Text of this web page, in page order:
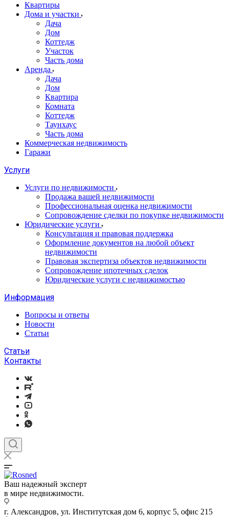
Квартиры
Дома и участки
Дача
Дом
Коттедж
Участок
Часть дома
Аренда
Дача
Дом
Квартира
Комната
Коттедж
Таунхаус
Часть дома
Коммерческая недвижимость
Гаражи
Услуги
Услуги по недвижимости
Продажа вашей недвижимости
Профессиональная оценка недвижимости
Сопровождение сделки по покупке недвижимости
Юридические услуги
Консультация и правовая поддержка
Оформление документов на любой объект
недвижимости
Правовая экспертиза объектов недвижимости
Сопровождение ипотечных сделок
Юридические услуги с недвижимостью
Информация
Вопросы и ответы
Новости
Статьи
Статьи
Контакты
Ваш надежный эксперт
в мире недвижимости.
г. Александров, ул. Институтская дом 6, корпус 5, офис 215